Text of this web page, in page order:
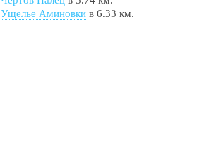
Ущелье Аминовкив 6.33 км.